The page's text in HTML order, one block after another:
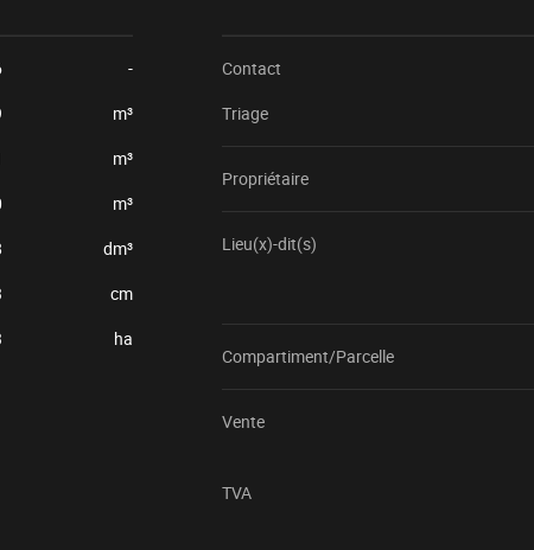
-
m³
m³
m³
dm³
cm
ha
Contact
Triage
Propriétaire
Lieu(x)-dit(s)
Compartiment/Parcelle
Vente
TVA